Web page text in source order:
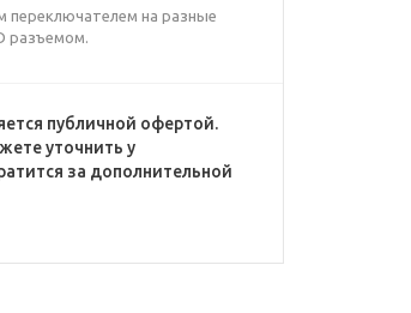
переключателем на разные
разъемом.
публичной офертой.
уточнить у
за дополнительной